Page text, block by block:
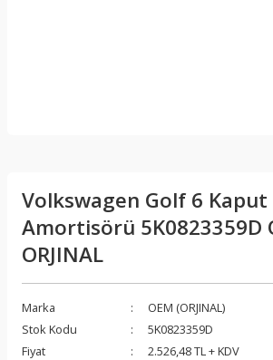
Volkswagen Golf 6 Kaput
Amortisörü 5K0823359D
ORJINAL
Marka
OEM (ORJINAL)
Stok Kodu
5K0823359D
Fiyat
2.526,48 TL + KDV